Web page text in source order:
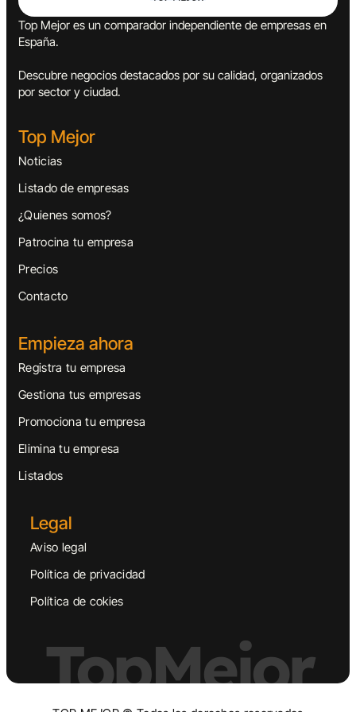
Top Mejor es un comparador independiente de empresas en
España.
Descubre negocios destacados por su calidad, organizados
por sector y ciudad.
Top Mejor
Noticias
Listado de empresas
¿Quienes somos?
Patrocina tu empresa
Precios
Contacto
Empieza ahora
Registra tu empresa
Gestiona tus empresas
Promociona tu empresa
Elimina tu empresa
Listados
Legal
Aviso legal
Política de privacidad
Política de cokies
TopMejor